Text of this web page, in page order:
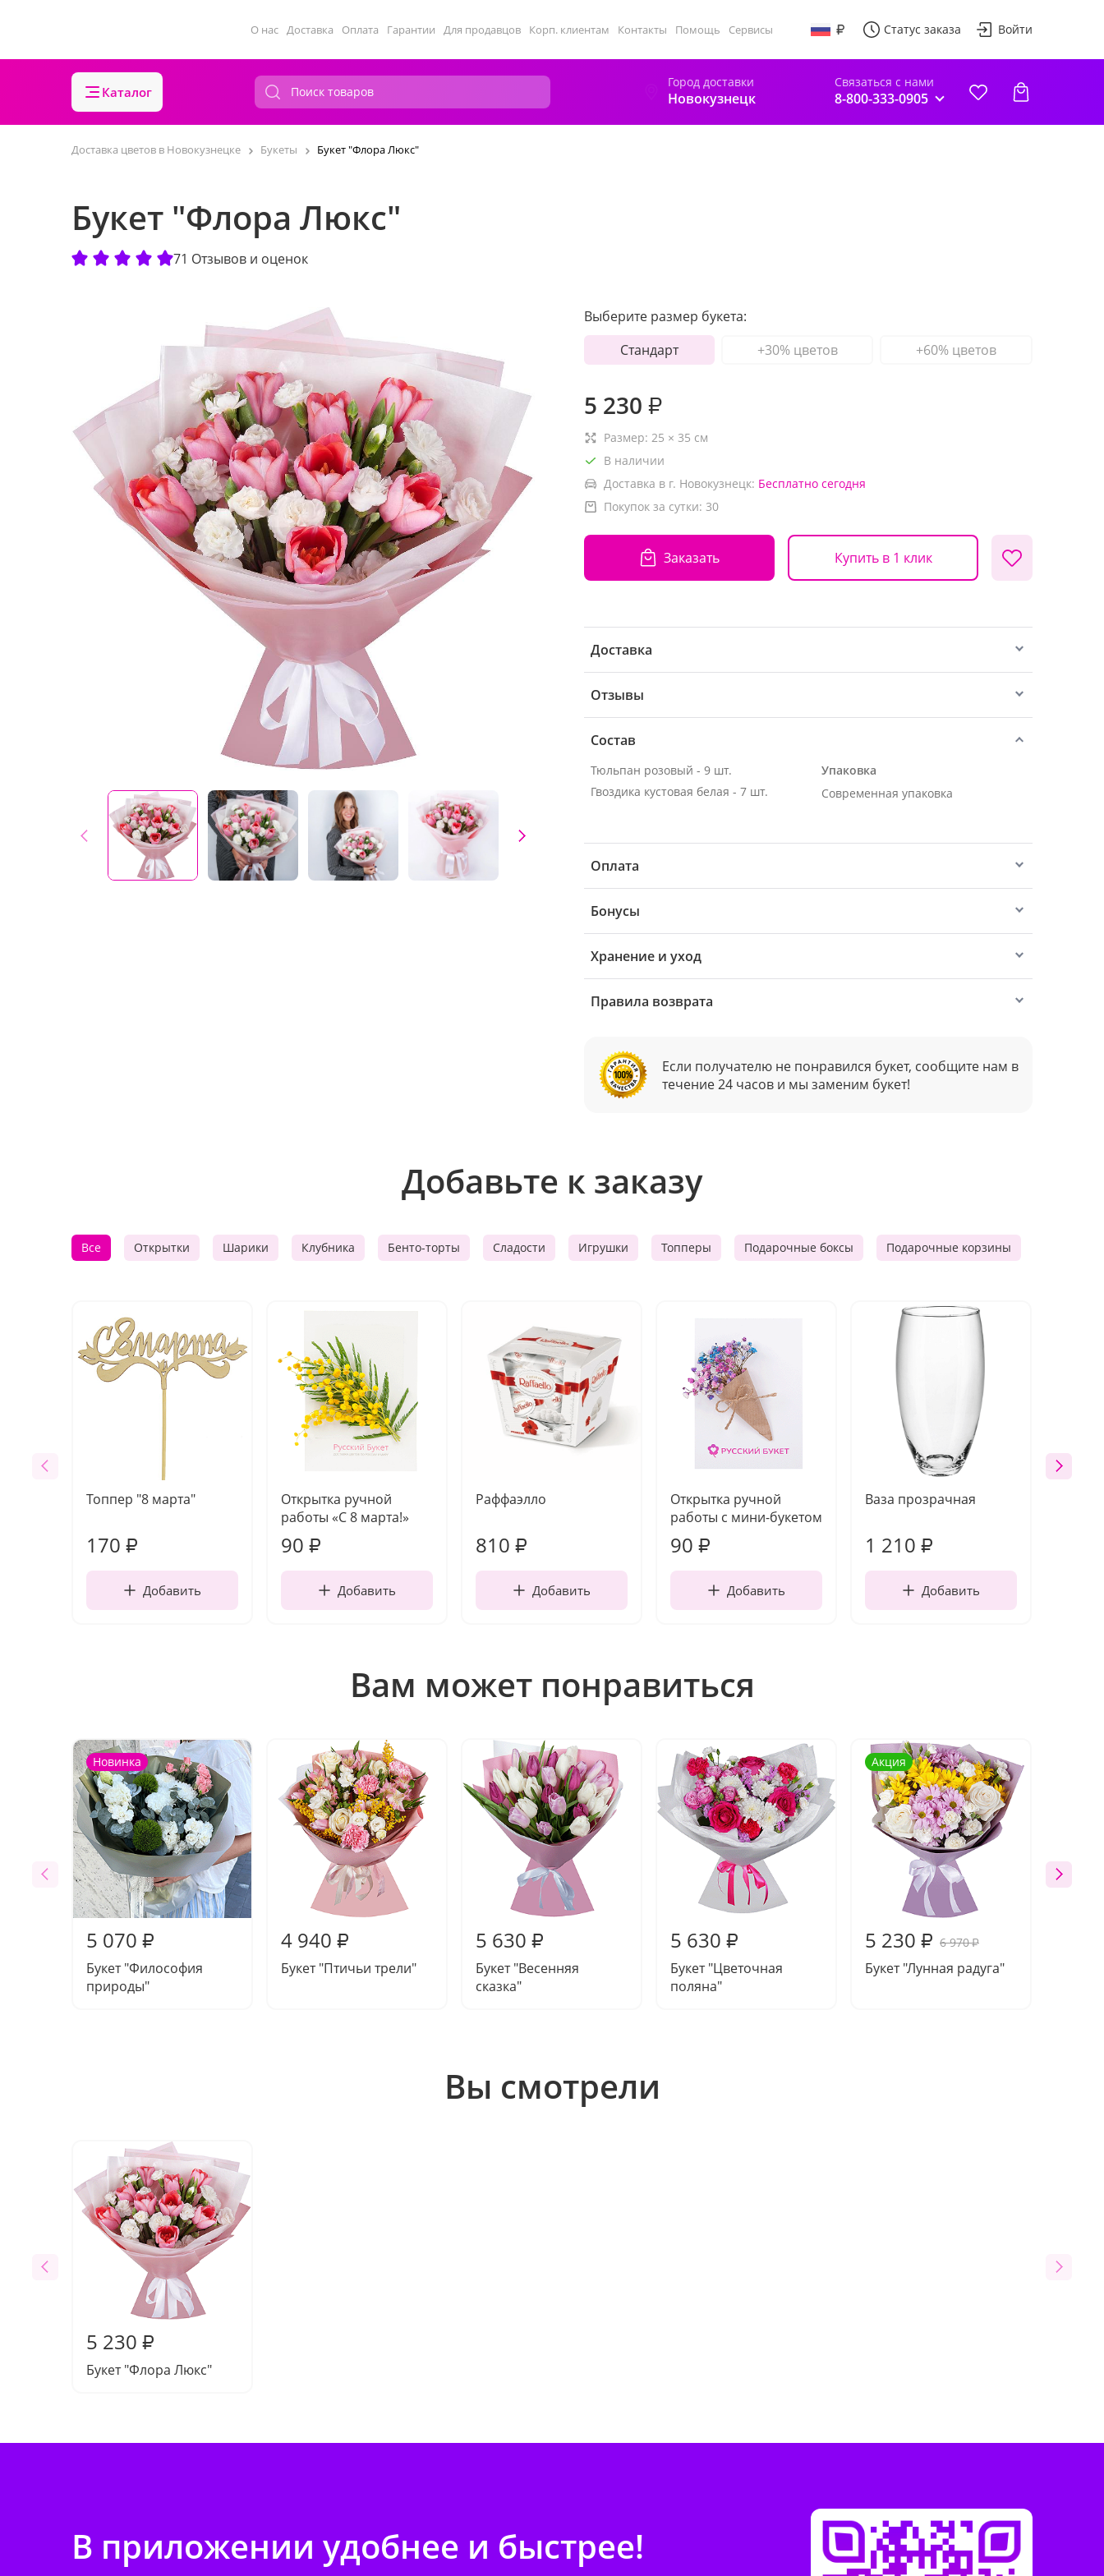
О нас Доставка Оплата Гарантии Для продавцов Корп. клиентам Контакты Помощь Сервисы Статус заказа Войти
Каталог
Город доставки
Новокузнецк
Связаться с нами
8-800-333-0905
Доставка цветов в Новокузнецке Букеты Букет "Флора Люкс"
Букет "Флора Люкс"
71 Отзывов и оценок
Выберите размер букета:
Стандарт
+30% цветов +60% цветов
5 230 ₽
Размер: 25 × 35 см
В наличии
Доставка в г. Новокузнецк: Бесплатно сегодня
Покупок за сутки: 30
Заказать Купить в 1 клик
Доставка
Отзывы
Состав
Тюльпан розовый - 9 шт.
Гвоздика кустовая белая - 7 шт.
Упаковка
Современная упаковка
Оплата
Бонусы
Хранение и уход
Правила возврата
Если получателю не понравился букет, сообщите нам в
течение 24 часов и мы заменим букет!
Добавьте к заказу
Все Открытки Шарики Клубника Бенто-торты Сладости Игрушки Топперы Подарочные боксы Подарочные корзины
Топпер "8 марта"
170 ₽
Добавить
Открытка ручной
работы «С 8 марта!»
90 ₽
Добавить
Раффаэлло
810 ₽
Добавить
Открытка ручной
работы с мини-букетом
90 ₽
Добавить
Ваза прозрачная
1 210 ₽
Добавить
Вам может понравиться
Новинка
5 070 ₽
Букет "Философия
природы"
4 940 ₽
Букет "Птичьи трели"
5 630 ₽
Букет "Весенняя
сказка"
5 630 ₽
Букет "Цветочная
поляна"
Акция
5 230 ₽ 6 970₽
Букет "Лунная радуга"
Вы смотрели
5 230 ₽
Букет "Флора Люкс"
В приложении удобнее и быстрее!